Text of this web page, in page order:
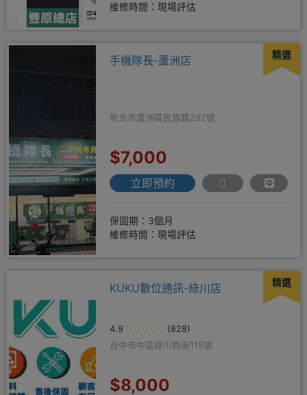
維修時間：現場評估
精選
手機隊長-蘆洲店
新北市蘆洲區民族路292號
$7,000
立即預約
保固期：3個月
維修時間：現場評估
精選
KUKU數位通訊-綠川店
4.9
(828)
台中市中區綠川西街115號
$8,000